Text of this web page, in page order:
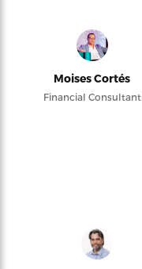
Moises Cortés
Financial Consultant